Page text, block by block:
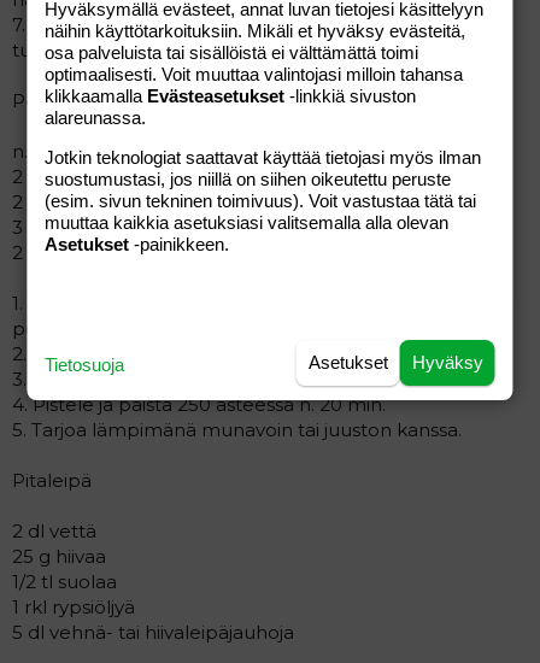
7. Kypsennä 250-asteisessa uunissa kunnes pintaan
tulee hiukan väriä.
Perunarieska
n. 5 dl perunasosetta
2 tl suolaa
2 munaa
3 dl ohrajauhoja
2 dl hiivaleipäjauhoja
1. Valmista ensin perunasose, tai jos on jäänyt keitettyjä
perunoita edelliseltä päivältä, tee niistä sose.
2. Lisää survokseen suola, munat ja jauhot.
3. Taputtele taikina ohuiksi rieskoiksi suoraan pellille.
4. Pistele ja paista 250 asteessa n. 20 min.
5. Tarjoa lämpimänä munavoin tai juuston kanssa.
Pitaleipä
2 dl vettä
25 g hiivaa
1/2 tl suolaa
1 rkl rypsiöljyä
5 dl vehnä- tai hiivaleipäjauhoja
Hyväksymällä evästeet, annat luvan tietojesi käsittelyyn
näihin käyttötarkoituksiin. Mikäli et hyväksy evästeitä,
osa palveluista tai sisällöistä ei välttämättä toimi
optimaalisesti. Voit muuttaa valintojasi milloin tahansa
klikkaamalla Evästeasetukset -linkkiä sivuston
alareunassa.
Jotkin teknologiat saattavat käyttää tietojasi myös ilman
suostumustasi, jos niillä on siihen oikeutettu peruste
(esim. sivun tekninen toimivuus). Voit vastustaa tätä tai
muuttaa kaikkia asetuksiasi valitsemalla alla olevan
Asetukset -painikkeen.
Hyväksy
Asetukset
Tietosuoja